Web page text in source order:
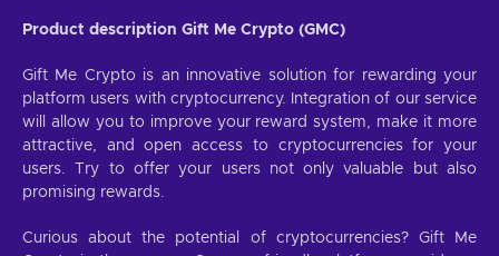
Product description Gift Me Crypto (GMC)
Gift Me Crypto is an innovative solution for rewarding your
platform users with cryptocurrency. Integration of our service
will allow you to improve your reward system, make it more
attractive, and open access to cryptocurrencies for your
users. Try to offer your users not only valuable but also
promising rewards.
Curious about the potential of cryptocurrencies? Gift Me